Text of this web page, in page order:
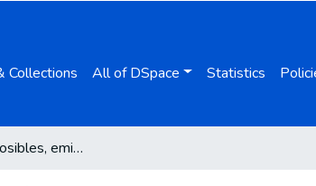
Collections All of DSpace Statistics
Los paraísos posibles, emigración vasca a Argentina y Uruguay (1830-1900)